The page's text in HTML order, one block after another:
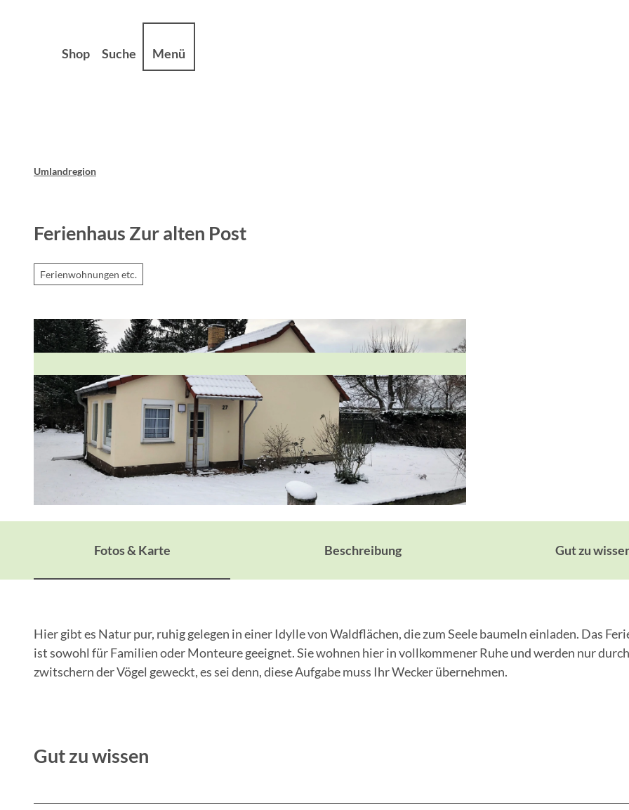
Shop Suche Menü
Umlandregion
Ferienhaus Zur alten Post
Ferienwohnungen etc.
Fotos & Karte Beschreibung Gut zu
Hier gibt es Natur pur, ruhig gelegen in einer Idylle von Waldflächen, die zum Seele baumeln einladen. Das
ist sowohl für Familien oder Monteure geeignet. Sie wohnen hier in vollkommener Ruhe und werden nur
zwitschern der Vögel geweckt, es sei denn, diese Aufgabe muss Ihr Wecker übernehmen.
Gut zu wissen